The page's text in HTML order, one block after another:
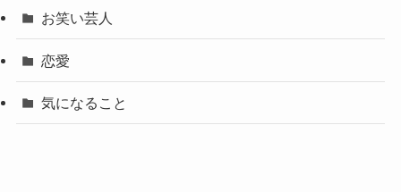
お笑い芸人
恋愛
気になること